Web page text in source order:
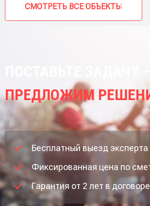
СМОТРЕТЬ ВСЕ ОБЪЕКТЫ
ПРЕДЛОЖИМ
Бесплатный выезд эксперта
Фиксированная цена по
Гарантия от 2 лет в договоре